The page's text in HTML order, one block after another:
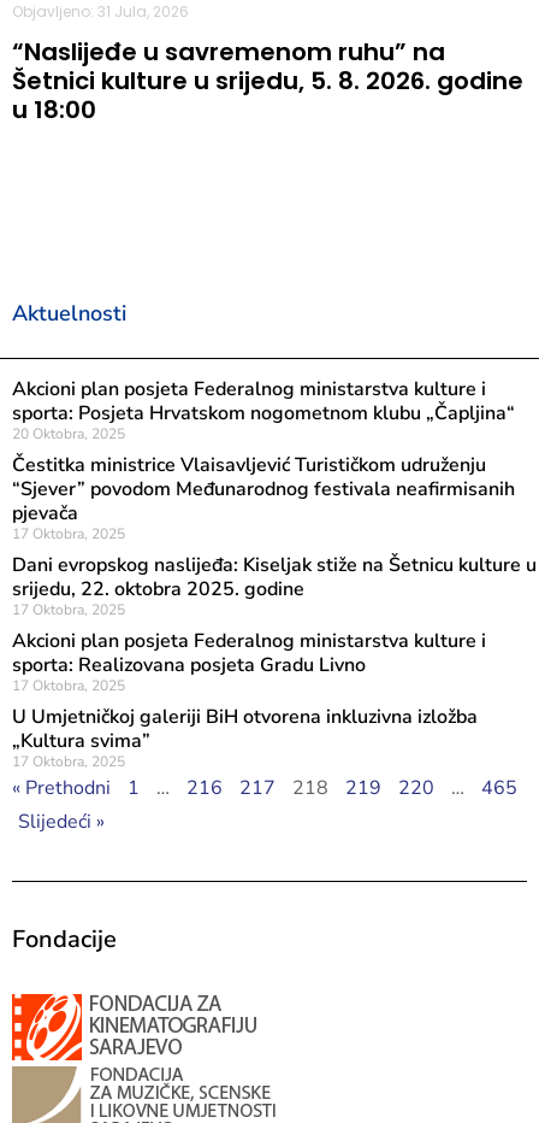
Objavljeno: 31 Jula, 2026
“Naslijeđe u savremenom ruhu” na
Šetnici kulture u srijedu, 5. 8. 2026. godine
u 18:00
Aktuelnosti
Akcioni plan posjeta Federalnog ministarstva kulture i
sporta: Posjeta Hrvatskom nogometnom klubu „Čapljina“
20 Oktobra, 2025
Čestitka ministrice Vlaisavljević Turističkom udruženju
“Sjever” povodom Međunarodnog festivala neafirmisanih
pjevača
17 Oktobra, 2025
Dani evropskog naslijeđa: Kiseljak stiže na Šetnicu kulture u
srijedu, 22. oktobra 2025. godine
17 Oktobra, 2025
Akcioni plan posjeta Federalnog ministarstva kulture i
sporta: Realizovana posjeta Gradu Livno
17 Oktobra, 2025
U Umjetničkoj galeriji BiH otvorena inkluzivna izložba
„Kultura svima”
17 Oktobra, 2025
« Prethodni 1 … 216 217 218 219 220 …
465
Slijedeći »
Fondacije